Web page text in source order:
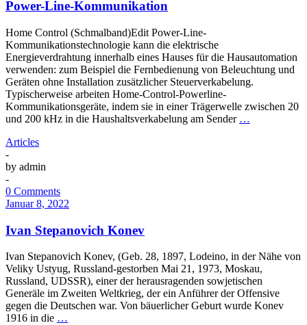
Power-Line-Kommunikation
Home Control (Schmalband)Edit Power-Line-
Kommunikationstechnologie kann die elektrische
Energieverdrahtung innerhalb eines Hauses für die Hausautomation
verwenden: zum Beispiel die Fernbedienung von Beleuchtung und
Geräten ohne Installation zusätzlicher Steuerverkabelung.
Typischerweise arbeiten Home-Control-Powerline-
Kommunikationsgeräte, indem sie in einer Trägerwelle zwischen 20
und 200 kHz in die Haushaltsverkabelung am Sender …
Articles
-
by admin
-
0 Comments
Januar 8, 2022
Ivan Stepanovich Konev
Ivan Stepanovich Konev, (Geb. 28, 1897, Lodeino, in der Nähe von
Veliky Ustyug, Russland-gestorben Mai 21, 1973, Moskau,
Russland, UDSSR), einer der herausragenden sowjetischen
Generäle im Zweiten Weltkrieg, der ein Anführer der Offensive
gegen die Deutschen war. Von bäuerlicher Geburt wurde Konev
1916 in die …